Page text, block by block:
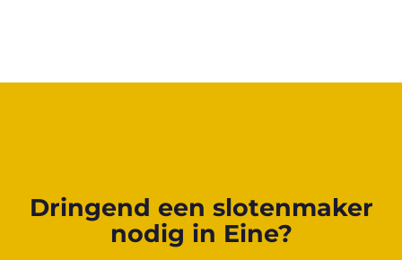
Dringend een slotenmaker
nodig in Eine?